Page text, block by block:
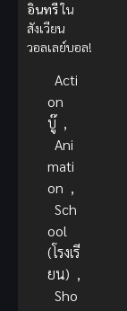
อินทรีใน
สังเวียน
วอลเลย์บอล!
Acti
on
บู๊ ,
Ani
mati
on ,
Sch
ool
(โรงเรี
ยน) ,
Sho